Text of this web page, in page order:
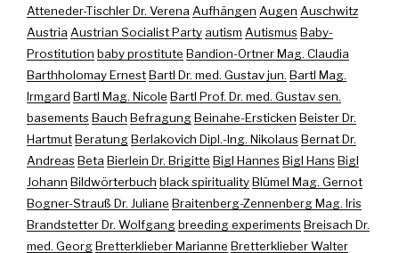
Atteneder-Tischler Dr. Verena Aufhängen Augen Auschwitz
Austria Austrian Socialist Party autism AutismusBaby-
Prostitution baby prostitute Bandion-Ortner Mag. Claudia
Barthholomay ErnestBartl Dr. med. Gustav jun. Bartl Mag.
Irmgard Bartl Mag. Nicole Bartl Prof. Dr. med. Gustav sen.
basementsBauch BefragungBeinahe-Ersticken Beister Dr.
HartmutBeratungBerlakovich Dipl.-Ing. NikolausBernat Dr.
AndreasBeta Bierlein Dr. Brigitte Bigl HannesBigl HansBigl
Johann Bildwörterbuch black spiritualityBlümel Mag. Gernot
Bogner-Strauß Dr. Juliane Braitenberg-Zennenberg Mag. Iris
Brandstetter Dr. Wolfgangbreeding experimentsBreisach Dr.
med. GeorgBretterklieber Marianne Bretterklieber Walter